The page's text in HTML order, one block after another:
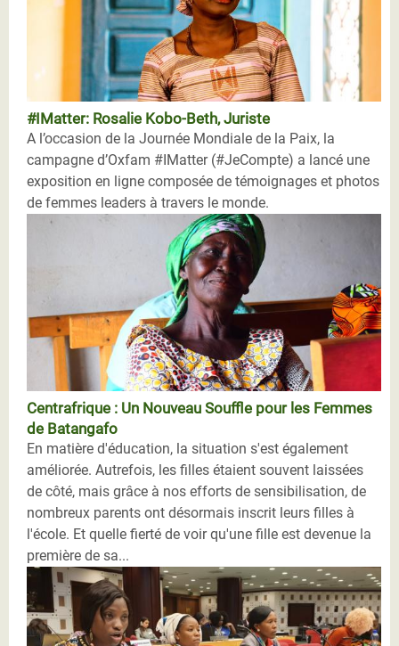
#IMatter: Rosalie Kobo-Beth, Juriste
A l’occasion de la Journée Mondiale de la Paix, la
campagne d’Oxfam #IMatter (#JeCompte) a lancé une
exposition en ligne composée de témoignages et photos
de femmes leaders à travers le monde.
Centrafrique : Un Nouveau Souffle pour les Femmes
de Batangafo
En matière d'éducation, la situation s'est également
améliorée. Autrefois, les filles étaient souvent laissées
de côté, mais grâce à nos efforts de sensibilisation, de
nombreux parents ont désormais inscrit leurs filles à
l'école. Et quelle fierté de voir qu'une fille est devenue la
première de sa...